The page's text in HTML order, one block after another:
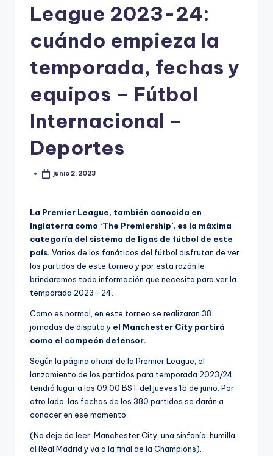
League 2023-24:
cuándo empieza la
temporada, fechas y
equipos – Fútbol
Internacional –
Deportes
junio 2, 2023
La Premier League, también conocida en
Inglaterra como ‘The Premiership’, es la máxima
categoría del sistema de ligas de fútbol de este
país. Varios de los fanáticos del fútbol disfrutan de ver
los partidos de este torneo y por esta razón le
brindaremos toda información que necesita para ver la
temporada 2023- 24.
Como es normal, en este torneo se realizaran 38
jornadas de disputa y el Manchester City partirá
como el campeón defensor.
Según la página oficial de la Premier League, el
lanzamiento de los partidos para temporada 2023/24
tendrá lugar a las 09:00 BST del jueves 15 de junio. Por
otro lado, las fechas de los 380 partidos se darán a
conocer en ese momento.
(No deje de leer: Manchester City, una sinfonía: humilla
al Real Madrid y va a la final de la Champions).